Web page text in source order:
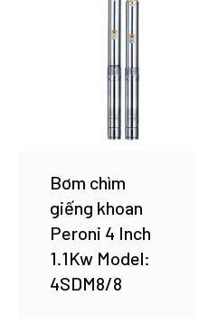
Bơm chìm
giếng khoan
Peroni 4 Inch
1.1Kw Model:
4SDM8/8